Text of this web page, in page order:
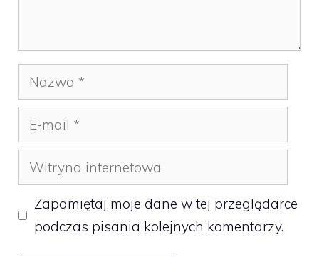
Nazwa
mail
Witryna
internetowa
Zapamiętaj moje dane w tej przeglądarce
podczas pisania kolejnych komentarzy.